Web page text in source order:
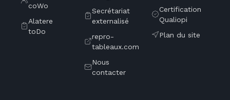
coWo
Alatere
toDo
Secrétariat
externalisé
repro-
tableaux.com
Nous
contacter
Certification
Qualiopi
Plan du site